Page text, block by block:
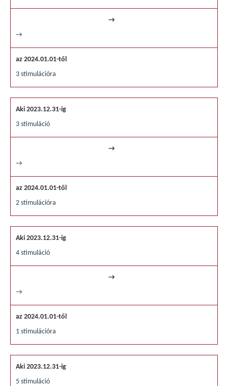
→
3 stimulációra
3 stimuláció
→
2 stimulációra
4 stimuláció
→
1 stimulációra
5 stimuláció